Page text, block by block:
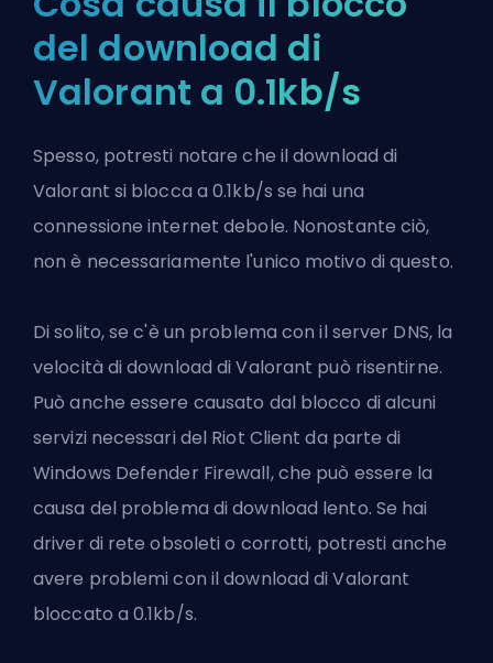
del download di
Valorant a 0.1kb/s
Spesso, potresti notare che il download di
Valorant si blocca a 0.1kb/s se hai una
connessione internet debole. Nonostante ciò,
non è necessariamente l'unico motivo di questo.
Di solito, se c'è un problema con il server DNS, la
velocità di download di Valorant può risentirne.
Può anche essere causato dal blocco di alcuni
servizi necessari del Riot Client da parte di
Windows Defender Firewall, che può essere la
causa del problema di download lento. Se hai
driver di rete obsoleti o corrotti, potresti anche
avere problemi con il download di Valorant
bloccato a 0.1kb/s.